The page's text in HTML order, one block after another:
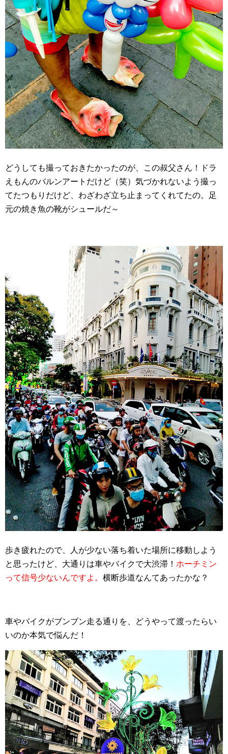
どうしても撮っておきたかったのが、この叔父さん！ドラ
えもんのバルンアートだけど（笑）気づかれないよう撮っ
てたつもりだけど、わざわざ立ち止まってくれてたの。足
元の焼き魚の靴がシュールだ～
歩き疲れたので、人が少ない落ち着いた場所に移動しよう
と思ったけど、大通りは車やバイクで大渋滞！ ホーチミン
って信号少ないんですよ。 横断歩道なんてあったかな？
車やバイクがブンブン走る通りを、どうやって渡ったらい
いのか本気で悩んだ！